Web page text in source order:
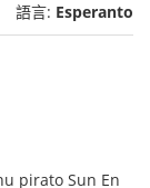
語言: Esperanto
pirato Sun En